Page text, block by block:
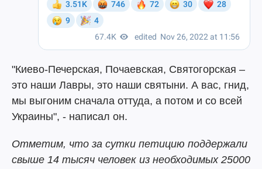
"Киево-Печерская, Почаевская, Святогорская –
это наши Лавры, это наши святыни. А вас, гнид,
мы выгоним сначала оттуда, а потом и со всей
Украины", - написал он.
Отметим, что за сутки петицию поддержали
свыше 14 тысяч человек из необходимых 25000